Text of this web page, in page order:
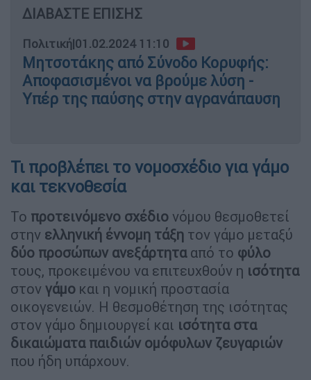
ΔΙΑΒΑΣΤΕ ΕΠΙΣΗΣ
Πολιτική|01.02.2024 11:10
Μητσοτάκης από Σύνοδο Κορυφής:
Αποφασισμένοι να βρούμε λύση -
Υπέρ της παύσης στην αγρανάπαυση
Τι προβλέπει το νομοσχέδιο για γάμο
και τεκνοθεσία
Το προτεινόμενο σχέδιο νόμου θεσμοθετεί
στην ελληνική έννομη τάξη τον γάμο μεταξύ
δύο προσώπων ανεξάρτητααπό το φύλο
τους, προκειμένου να επιτευχθούν η ισότητα
στον γάμο και η νομική προστασία
οικογενειών. Η θεσμοθέτηση της ισότητας
στον γάμο δημιουργεί και ισότητα στα
δικαιώματα παιδιών ομόφυλων ζευγαριών
που ήδη υπάρχουν.